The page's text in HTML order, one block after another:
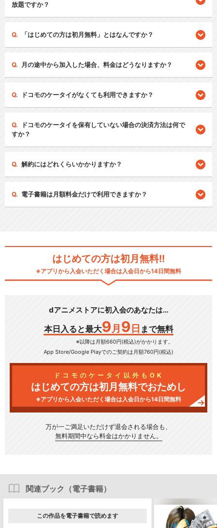
放題ですか？
「はじめての方は初月無料」とはなんですか？
月の途中から加入した場合、料金はどうなりますか？
ドコモのケータイがなくても利用できますか？
ドコモのケータイを保有していない場合の決済方法は何で
すか？
解約にはどれくらいかかりますか？
電子書籍は月額料金だけで利用できますか？
はじめての方は初月無料!!
※アプリから入会いただく場合は入会日から14日間無料
dアニメストアに初入会のあなたは…
本日入ると最大9 月 9 日 まで無料
※以降は月額660円(税込)がかかります。
App Store/Google Playでのご契約は月額760円(税込)
ドコモのケータイ以外もOK
はじめての方は初月無料でおためし
※アプリから入会いただく場合は入会日から14日間無料
万が一ご満足いただけず退会される場合も、
無料期間中なら料金はかかりません。
関連ブック（電子書籍）
この作品を電子書籍で読めます